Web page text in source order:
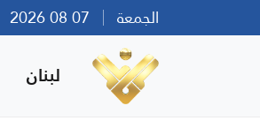
الجمعة
لبنان